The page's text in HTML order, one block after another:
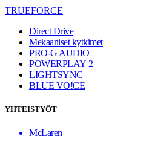
TRUEFORCE
Direct Drive
Mekaaniset kytkimet
PRO-G AUDIO
POWERPLAY 2
LIGHTSYNC
BLUE VO!CE
YHTEISTYÖT
McLaren